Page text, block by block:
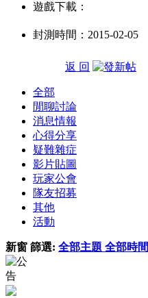
遊戲下載：
封測時間：2015-02-05
返 回
全部
閒聊討論
消息情報
心得分享
疑難雜症
影片貼圖
玩家公會
隊友招募
其他
活動
新窗 篩選: 全部主題 全部時間